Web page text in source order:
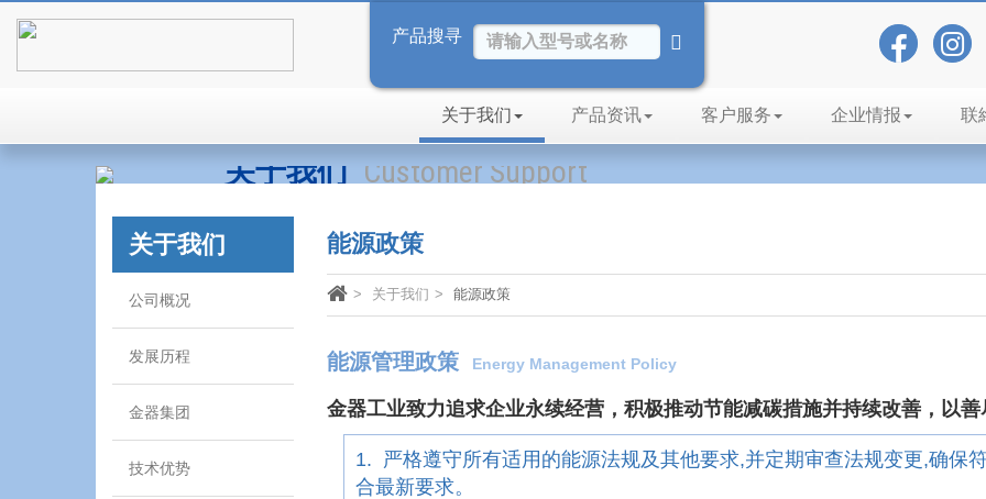
产品搜寻
关于我们 产品资讯 客户服务 企业情报 联
关于我们 Customer Support
关于我们
公司概况
发展历程
金器集团
技术优势
能源政策
关于我们 能源政策
能源管理政策 Energy Management Policy
金器工业致力追求企业永续经营，积极推动节能减碳措施并持续改善，以善
1. 严格遵守所有适用的能源法规及其他要求,并定期审查法规变更,确保
合最新要求。